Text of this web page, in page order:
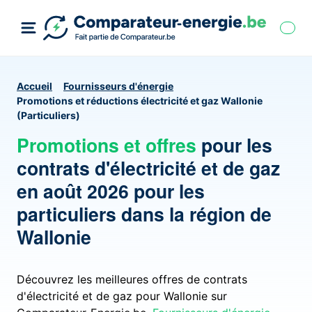
Accueil
Fournisseurs d'énergie
Promotions et réductions électricité et gaz Wallonie
(Particuliers)
Promotions et offres pour les
contrats d'électricité et de gaz
en août 2026 pour les
particuliers dans la région de
Wallonie
Découvrez les meilleures offres de contrats
d'électricité et de gaz pour Wallonie sur